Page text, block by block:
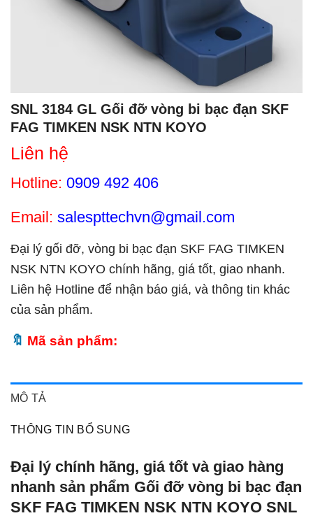
SNL 3184 GL Gối đỡ vòng bi bạc đạn SKF
FAG TIMKEN NSK NTN KOYO
Liên hệ
Hotline: 0909 492 406
Email: salespttechvn@gmail.com
Đại lý gối đỡ, vòng bi bạc đạn SKF FAG TIMKEN
NSK NTN KOYO chính hãng, giá tốt, giao nhanh.
Liên hệ Hotline để nhận báo giá, và thông tin khác
của sản phẩm.
Mã sản phẩm:
MÔ TẢ
THÔNG TIN BỔ SUNG
Đại lý chính hãng, giá tốt và giao hàng
nhanh sản phẩm Gối đỡ vòng bi bạc đạn
SKF FAG TIMKEN NSK NTN KOYO SNL